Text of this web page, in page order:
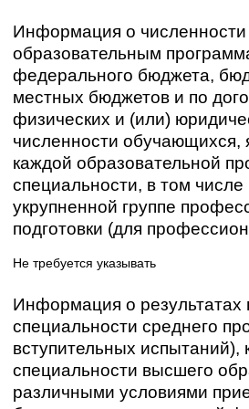
Информация о
образовательным
федерального бюджета,
местных бюджетов и по
физических и (или)
численности
каждой образовательной
специальности, в том
укрупненной группе
подготовки (для
Не требуется указывать
Информация о
специальности среднего
вступительных
специальности высшего
различными условиями